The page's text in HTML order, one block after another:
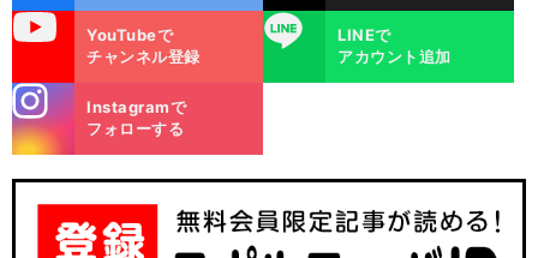
YouTubeで
チャンネル登録
LINE
LINEで
アカウント追加
m
Instagramで
フォローする